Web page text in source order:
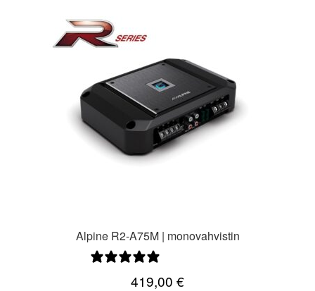
Alpine R2-A75M | monovahvistin
419,00 €